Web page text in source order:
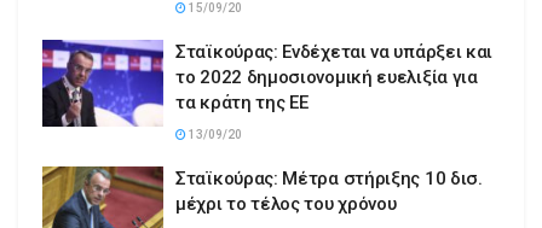
15/09/20
Σταϊκούρας: Ενδέχεται να υπάρξει και
το 2022 δημοσιονομική ευελιξία για
τα κράτη της ΕΕ
13/09/20
Σταϊκούρας: Μέτρα στήριξης 10 δισ.
μέχρι το τέλος του χρόνου